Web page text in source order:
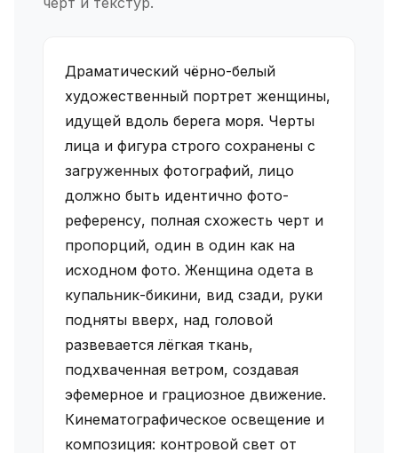
Драматический чёрно-белый
художественный портрет женщины,
идущей вдоль берега моря. Черты
лица и фигура строго сохранены с
загруженных фотографий, лицо
должно быть идентично фото-
референсу, полная схожесть черт и
пропорций, один в один как на
исходном фото. Женщина одета в
купальник-бикини, вид сзади, руки
подняты вверх, над головой
развевается лёгкая ткань,
подхваченная ветром, создавая
эфемерное и грациозное движение.
Кинематографическое освещение и
композиция: контровой свет от